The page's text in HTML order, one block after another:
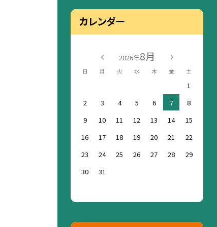
カレンダー
2026年8月
日 月 火 水 木 金 土
1
2
3 4 5 6 7
8
9
10 11 12 13 14
15
16
17 18 19 20 21
22
23
24 25 26 27 28
29
30
31